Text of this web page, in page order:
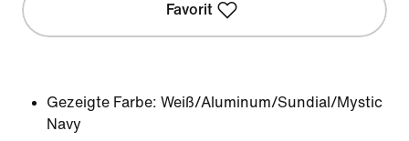
Favorit
Gezeigte Farbe: Weiß/Aluminum/Sundial/Mystic
Navy